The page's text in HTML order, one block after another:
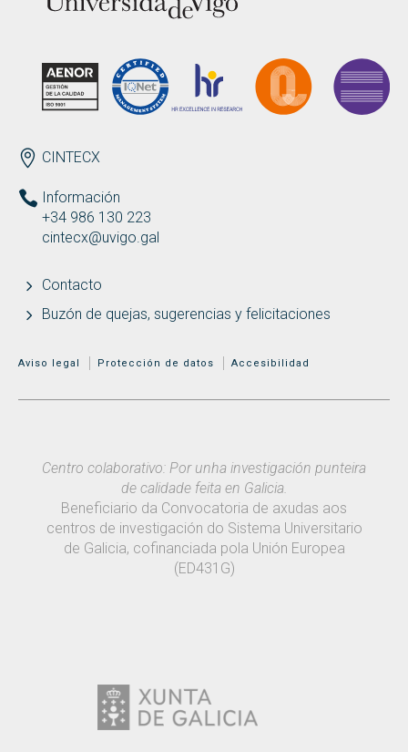
ENDEREZO ES
CINTECX
Información
+34 986 130 223
cintecx@uvigo.gal
Contacto
Buzón de quejas, sugerencias y felicitaciones
MENÚ ADICIONAL
Aviso legal Protección de datos Accesibilidad
Centro colaborativo: Por unha investigación punteira
de calidade feita en Galicia.
Beneficiario da Convocatoria de axudas aos
centros de investigación do Sistema Universitario
de Galicia, cofinanciada pola Unión Europea
(ED431G)